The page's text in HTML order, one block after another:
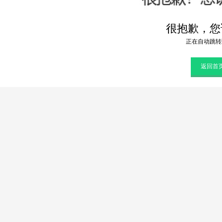
很抱歉，
正在自动跳
返回首